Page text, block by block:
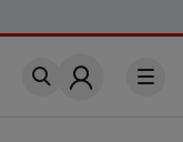
Account